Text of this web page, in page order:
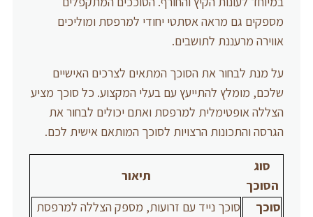
מספקים גם מראה אסתטי יחודי למרפסת ומוליכים
אווירה מרעננת לתושבים.
על מנת לבחור את הסוכך המתאים לצרכים האישיים
שלכם, מומלץ להתייעץ עם בעלי המקצוע. כל סוכך מציע
הצללה אופטימלית למרפסת ואתם יכולים לבחור את
הגרסה והתכונות הרצויות לסוכך המותאם אישית לכם.
סוג
הסוכך
תיאור
סוכך
סוכך נייד עם זרועות, מספק הצללה למרפסת